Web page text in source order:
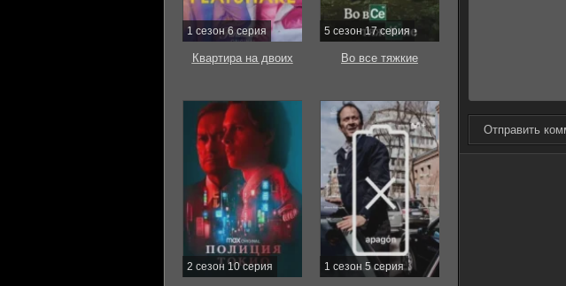
Отправить
1 сезон 6 серия
Квартира на двоих
5 сезон 17 серия
Во все тяжкие
2 сезон 10 серия 1 сезон 5 серия